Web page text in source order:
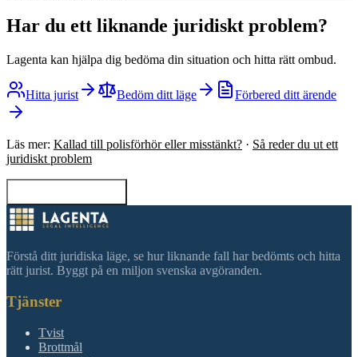
Har du ett liknande juridiskt problem?
Lagenta kan hjälpa dig bedöma din situation och hitta rätt ombud.
Hitta jurist Bedöm ditt läge Förbered ditt ärende
Läs mer: Kallad till polisförhör eller misstänkt? · Så reder du ut ett
juridiskt problem
Förstå ditt juridiska läge, se hur liknande fall har bedömts och hitta
rätt jurist. Byggt på en miljon svenska avgöranden.
Tjänster
Tvist
Brottmål